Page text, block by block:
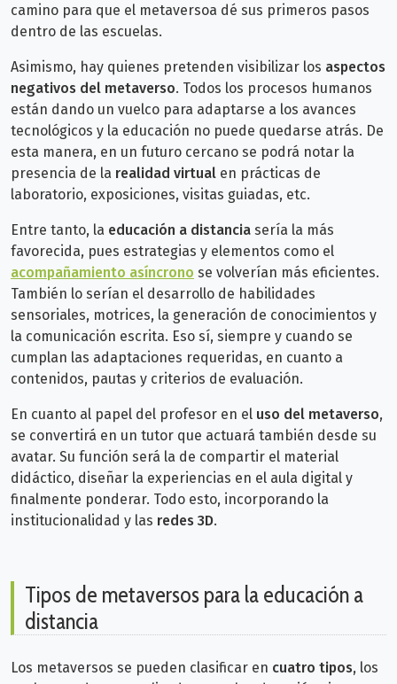
camino para que el metaversoa dé sus primeros pasos
dentro de las escuelas.
Asimismo, hay quienes pretenden visibilizar los aspectos
negativos del metaverso. Todos los procesos humanos
están dando un vuelco para adaptarse a los avances
tecnológicos y la educación no puede quedarse atrás. De
esta manera, en un futuro cercano se podrá notar la
presencia de la realidad virtual en prácticas de
laboratorio, exposiciones, visitas guiadas, etc.
Entre tanto, la educación a distancia sería la más
favorecida, pues estrategias y elementos como el
acompañamiento asíncrono se volverían más eficientes.
También lo serían el desarrollo de habilidades
sensoriales, motrices, la generación de conocimientos y
la comunicación escrita. Eso sí, siempre y cuando se
cumplan las adaptaciones requeridas, en cuanto a
contenidos, pautas y criterios de evaluación.
En cuanto al papel del profesor en el uso del metaverso,
se convertirá en un tutor que actuará también desde su
avatar. Su función será la de compartir el material
didáctico, diseñar la experiencias en el aula digital y
finalmente ponderar. Todo esto, incorporando la
institucionalidad y las redes 3D.
Tipos de metaversos para la educación a
distancia
Los metaversos se pueden clasificar en cuatro tipos, los